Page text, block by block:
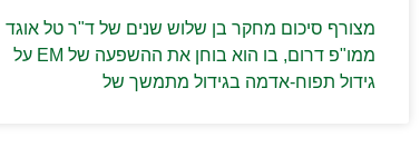
מצורף סיכום מחקר בן שלוש שנים של ד"ר טל אוגד
ממו"פ דרום, בו הוא בוחן את ההשפעה של EM על
גידול תפוח-אדמה בגידול מתמשך של